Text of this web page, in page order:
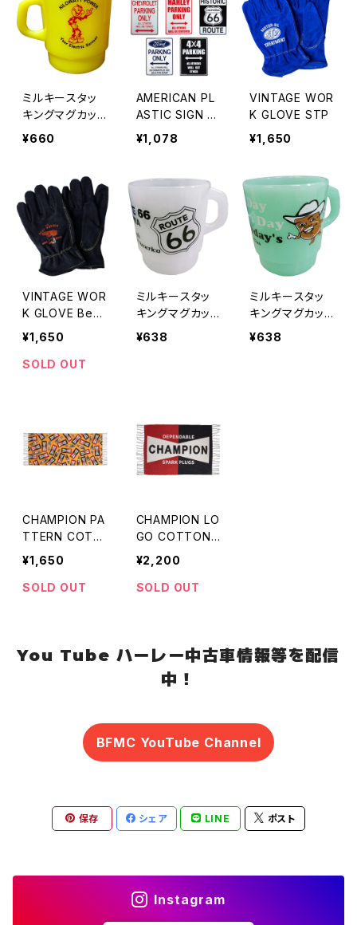
ミルキースタッ
キングマグカッ
プ キロワット
¥660
AMERICAN PL
ASTIC SIGN B
OARD
¥1,078
VINTAGE WOR
K GLOVE STP
¥1,650
VINTAGE WOR
K GLOVE Best
Worker
¥1,650
SOLD OUT
ミルキースタッ
キングマグカッ
プ ROUTE66
¥638
ミルキースタッ
キングマグカッ
プ COFFEE
¥638
CHAMPION PA
TTERN COTT
ON MAT
¥1,650
SOLD OUT
CHAMPION LO
GO COTTON
MAT
¥2,200
SOLD OUT
You Tube ハーレー中古車情報等を配信
中！
BFMC YouTube Channel
保存 シェア LINE ポスト
Instagram